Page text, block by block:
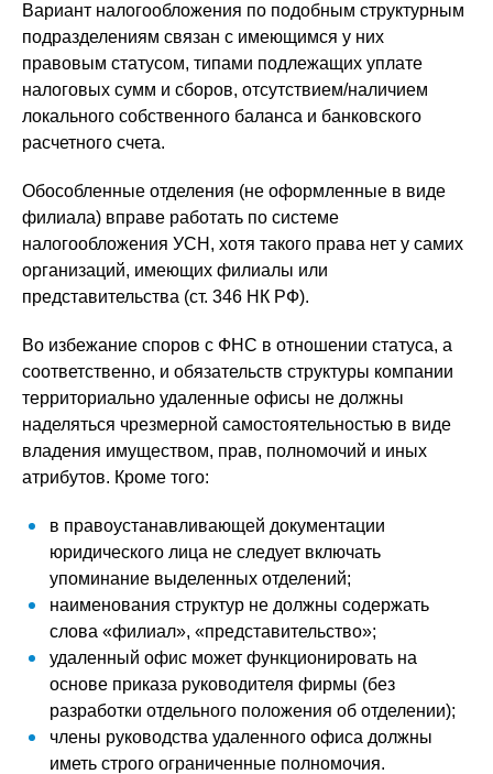
Вариант налогообложения по подобным структурным
подразделениям связан с имеющимся у них
правовым статусом, типами подлежащих уплате
налоговых сумм и сборов, отсутствием/наличием
локального собственного баланса и банковского
расчетного счета.
Обособленные отделения (не оформленные в виде
филиала) вправе работать по системе
налогообложения УСН, хотя такого права нет у самих
организаций, имеющих филиалы или
представительства (ст. 346 НК РФ).
Во избежание споров с ФНС в отношении статуса, а
соответственно, и обязательств структуры компании
территориально удаленные офисы не должны
наделяться чрезмерной самостоятельностью в виде
владения имуществом, прав, полномочий и иных
атрибутов. Кроме того:
в правоустанавливающей документации
юридического лица не следует включать
упоминание выделенных отделений;
наименования структур не должны содержать
слова «филиал», «представительство»;
удаленный офис может функционировать на
основе приказа руководителя фирмы (без
разработки отдельного положения об отделении);
члены руководства удаленного офиса должны
иметь строго ограниченные полномочия.